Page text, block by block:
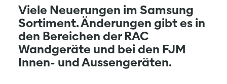
Viele Neuerungen im Samsung
Sortiment. Änderungen gibt es in
den Bereichen der RAC
Wandgeräte und bei den FJM
Innen- und Aussengeräten.